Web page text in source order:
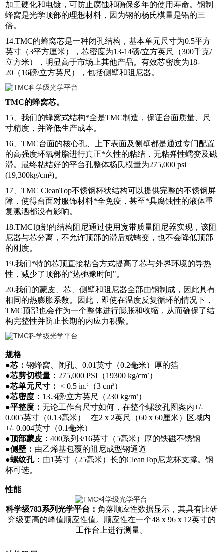
加工硬化和电镀，可防止腐蚀和确保多年的使用寿命。钢制
蜂窝是光学顶部的理想材料，因为钢的杨氏模量是铝的三
倍。
14.TMC的蜂窝芯是一种闭孔结构，基本单元尺寸为0.5平方
英寸（3平方厘米），芯密度为13-14磅/立方英尺（300千克/
立方米），明显高于市场上其他产品。有效芯密度为18-
20（16磅/立方英尺），包括侧壁和阻尼器。
TMC的蜂窝芯。
15、我们的蜂窝式结构*全是TMC制造，保证台面质量、尺
寸精度，并降低生产成本。
16、TMC台面的核心孔、上下表面及侧壁都是通过专门配置
的高强度环氧树脂进行真正*久性的粘结，无粘弹性蠕变及磁
滞。最终粘结好的平台孔整体杨氏模量为275,000 psi
(19,300kg/cm²)。
17、TMC CleanTop不锈钢杯状结构可以提供完整的不锈钢屏
障，使得台面对服饰材料*全免疫，甚至*具腐蚀性的液体重
复溅洒都没有影响。
18.TMC顶部的结构阻尼通过使用宽带质量阻尼器实现，该阻
尼器与芯分离，不允许顶部的滞后或蠕变，也不会降低顶部
的刚度。
19.我们*特的芯顶直接粘合方式提高了芯与外界环境的导热
性，减少了顶部的“热弛豫时间"。
20.我们的蒙皮、芯、侧壁和阻尼器全部由钢制成，因此具有
相同的热膨胀系数。因此，即使在温度反复循环的情况下，
TMC顶部也会作为一个整体进行膨胀和收缩，从而确保了结
构完整性并防止长期的内应力积聚。
规格
●芯：钢蜂窝、闭孔、0.01英寸（0.2毫米）厚的箔
●芯剪切模量： 275,000 PSI（19300 kg/cm2 ）
●芯单元尺寸： < 0.5 in.2 （3 cm2 ）
●芯密度： 13.3磅/立方英尺（230 kg/m3 ）
●平整度：无论工作台尺寸如何，在整个螺纹孔图案内+/-
0.005英寸（0.13毫米） | 在2 x 2英尺（60 x 60厘米）区域内
+/- 0.004英寸（0.1毫米）
●顶部蒙皮：400系列3/16英寸（5毫米）厚的铁磁不锈钢
●侧壁： 由乙烯基包覆的阻尼成型钢通道
●螺纹孔： 由1英寸（25毫米）长的CleanTop尼龙杯支撑。钢
杯可选。
性能
科学级783系列光学平台 ： 角落顺应性数据显示，其具有比研
究级更高的峰值顺应性值。顺应性在一个48 x 96 x 12英寸的
工作台上进行测量。